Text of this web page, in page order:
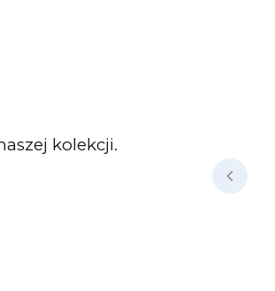
kolekcji.